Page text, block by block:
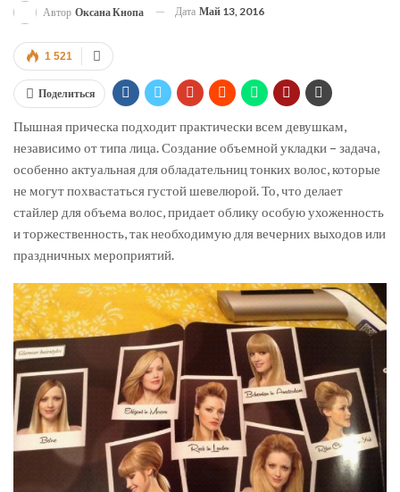
Автор Оксана Кнопа Дата Май 13, 2016
1 521
Поделиться
Пышная прическа подходит практически всем девушкам,
независимо от типа лица. Создание объемной укладки – задача,
особенно актуальная для обладательниц тонких волос, которые
не могут похвастаться густой шевелюрой. То, что делает
стайлер для объема волос, придает облику особую ухоженность
и торжественность, так необходимую для вечерних выходов или
праздничных мероприятий.